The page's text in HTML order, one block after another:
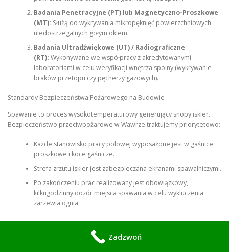
Badania Penetracyjne (PT) lub Magnetyczno-Proszkowe
(MT): Służą do wykrywania mikropęknięć powierzchniowych
niedostrzegalnych gołym okiem.
Badania Ultradźwiękowe (UT) / Radiograficzne
(RT): Wykonywane we współpracy z akredytowanymi
laboratoriami w celu weryfikacji wnętrza spoiny (wykrywanie
braków przetopu czy pęcherzy gazowych).
Standardy Bezpieczeństwa Pożarowego na Budowie
Spawanie to proces wysokotemperaturowy generujący snopy iskier.
Bezpieczeństwo przeciwpożarowe w Wawrze traktujemy priorytetowo:
Każde stanowisko pracy polowej wyposażone jest w gaśnice
proszkowe i koce gaśnicze.
Strefa zrzutu iskier jest zabezpieczana ekranami spawalniczymi.
Po zakończeniu prac realizowany jest obowiązkowy,
kilkugodzinny dozór miejsca spawania w celu wykluczenia
zarzewia ognia.
Zadzwoń